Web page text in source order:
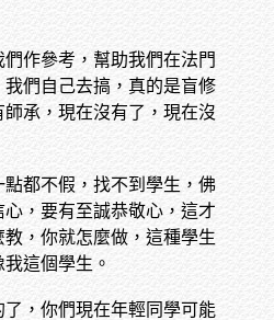
作參考，幫助我們在法門
們自己去搞，真的是盲修
承，現在沒有了，現在沒
都不假，找不到學生，佛
，要有至誠恭敬心，這才
，你就怎麼做，這種學生
這個學生。
，你們現在年輕同學可能